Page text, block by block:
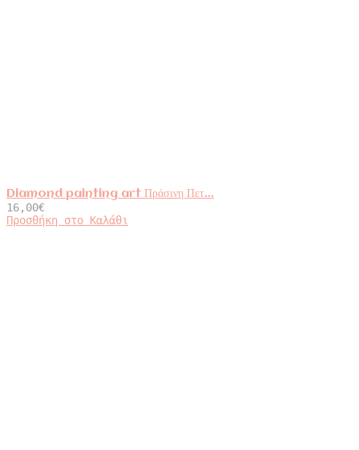
Diamond painting art Πράσινη Πετ...
16,00€
Προσθήκη στο Καλάθι